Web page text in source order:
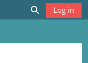
Toggle
Log in